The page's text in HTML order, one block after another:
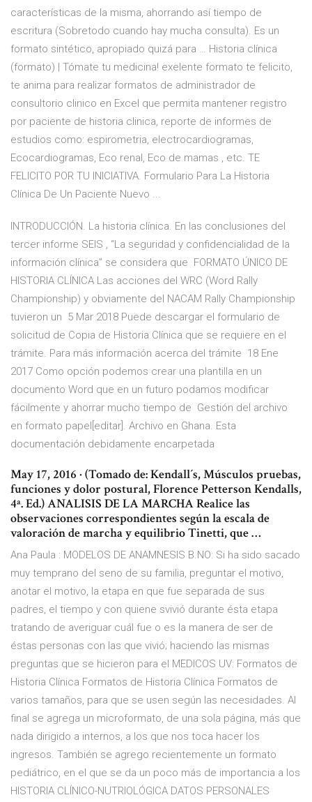
características de la misma, ahorrando así tiempo de
escritura (Sobretodo cuando hay mucha consulta). Es un
formato sintético, apropiado quizá para … Historia clínica
(formato) | Tómate tu medicina! exelente formato te felicito,
te anima para realizar formatos de administrador de
consultorio clinico en Excel que permita mantener registro
por paciente de historia clinica, reporte de informes de
estudios como: espirometria, electrocardiogramas,
Ecocardiogramas, Eco renal, Eco de mamas , etc. TE
FELICITO POR TU INICIATIVA. Formulario Para La Historia
Clínica De Un Paciente Nuevo ...
INTRODUCCIÓN. La historia clínica. En las conclusiones del
tercer informe SEIS , “La seguridad y confidencialidad de la
información clínica” se considera que FORMATO ÚNICO DE
HISTORIA CLÍNICA Las acciones del WRC (Word Rally
Championship) y obviamente del NACAM Rally Championship
tuvieron un 5 Mar 2018 Puede descargar el formulario de
solicitud de Copia de Historia Clínica que se requiere en el
trámite. Para más información acerca del trámite 18 Ene
2017 Como opción podemos crear una plantilla en un
documento Word que en un futuro podamos modificar
fácilmente y ahorrar mucho tiempo de Gestión del archivo
en formato papel[editar]. Archivo en Ghana. Esta
documentación debidamente encarpetada
May 17, 2016 · (Tomado de: Kendall´s, Músculos pruebas,
funciones y dolor postural, Florence Petterson Kendalls,
4ª. Ed.) ANALISIS DE LA MARCHA Realice las
observaciones correspondientes según la escala de
valoración de marcha y equilibrio Tinetti, que …
Ana Paula : MODELOS DE ANAMNESIS B.NO: Si ha sido sacado
muy temprano del seno de su familia, preguntar el motivo,
anotar el motivo, la etapa en que fue separada de sus
padres, el tiempo y con quiene svivió durante ésta etapa
tratando de averiguar cuál fue o es la manera de ser de
éstas personas con las que vivió; haciendo las mismas
preguntas que se hicieron para el MEDICOS UV: Formatos de
Historia Clínica Formatos de Historia Clínica Formatos de
varios tamaños, para que se usen según las necesidades. Al
final se agrega un microformato, de una sola página, más que
nada dirigido a internos, a los que nos toca hacer los
ingresos. También se agrego recientemente un formato
pediátrico, en el que se da un poco más de importancia a los
HISTORIA CLÍNICO-NUTRIOLÓGICA DATOS PERSONALES